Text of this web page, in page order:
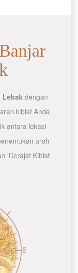
Lebakdengan
kiblat Anda
antara lokasi
arah
'Derajat Kiblat